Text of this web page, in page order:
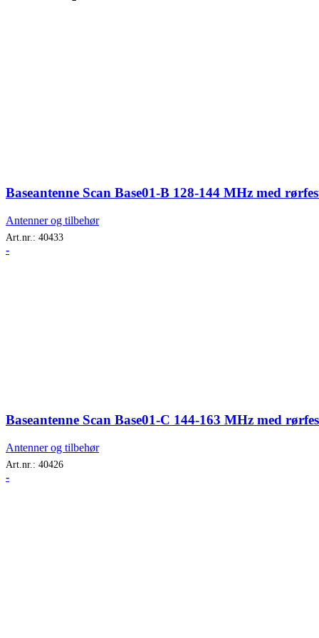
Baseantenne Scan Base01-B 128-144 MHz med
Antenner og tilbehør
Art.nr.: 40433
-
Baseantenne Scan Base01-C 144-163 MHz med
Antenner og tilbehør
Art.nr.: 40426
-